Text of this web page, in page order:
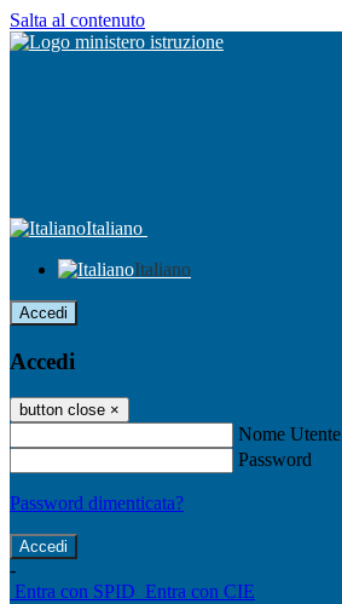
Salta al contenuto
Italiano
Italiano
Accedi
Accedi
button close ×
Nome Utente
Password
Password dimenticata?
-
Entra con SPID Entra con CIE